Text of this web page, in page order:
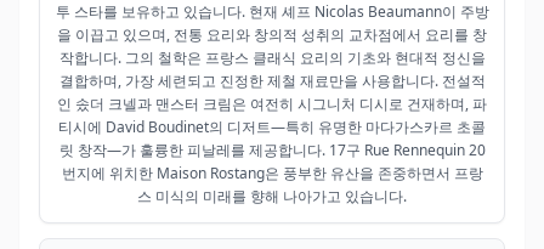
투 스타를 보유하고 있습니다. 현재 셰프 Nicolas Beaumann이 주방
을 이끕고 있으며, 전통 요리와 창의적 성취의 교차점에서 요리를 창
작합니다. 그의 철학은 프랑스 클래식 요리의 기초와 현대적 정신을
결합하며, 가장 세련되고 진정한 제철 재료만을 사용합니다. 전설적
인 솠더 크넬과 맨스터 크림은 여전히 시그니처 디시로 건재하며, 파
티시에 David Boudinet의 디저트—특히 유명한 마다가스카르 초콜
릿 창작—가 훌륭한 피날레를 제공합니다. 17구 Rue Rennequin 20
번지에 위치한 Maison Rostang은 풍부한 유산을 존중하면서 프랑
스 미식의 미래를 향해 나아가고 있습니다.